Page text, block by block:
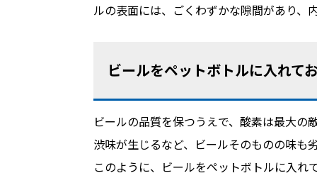
ルの表面には、ごくわずかな隙間があり、
ビールをペットボトルに入れて
ビールの品質を保つうえで、酸素は最大
渋味が生じるなど、ビールそのものの味も
このように、ビールをペットボトルに入れ